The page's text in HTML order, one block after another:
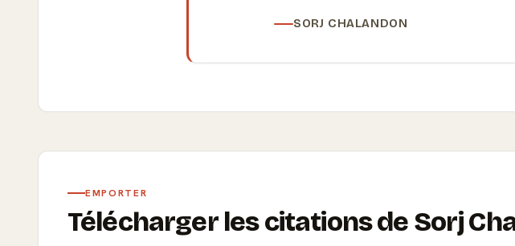
SORJ CHALANDON
EMPORTER
Télécharger les citations de Sorj